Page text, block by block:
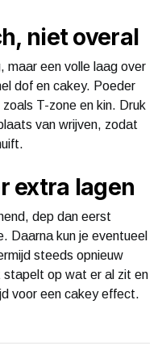
niet overal
maar een volle laag over
dof en cakey. Poeder
T-zone en kin. Druk
van wrijven, zodat
extra lagen
dep dan eerst
Daarna kun je eventueel
steeds opnieuw
stapelt op wat er al zit en
voor een cakey effect.